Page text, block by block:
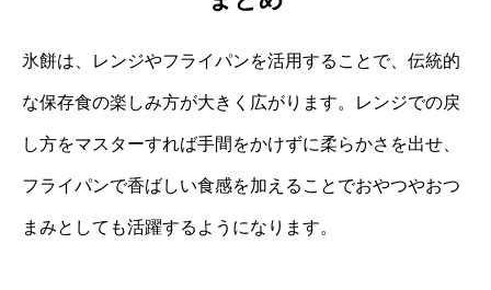
氷餅は、レンジやフライパンを活用することで、伝統的
な保存食の楽しみ方が大きく広がります。レンジでの戻
し方をマスターすれば手間をかけずに柔らかさを出せ、
フライパンで香ばしい食感を加えることでおやつやおつ
まみとしても活躍するようになります。